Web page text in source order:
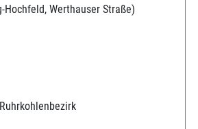
Hochfeld, Werthauser Straße)